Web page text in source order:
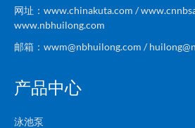
网址：www.chinakuta.com /
www.nbhuilong.com
邮箱：wwm@nbhuilong.com /
产品中心
泳池泵